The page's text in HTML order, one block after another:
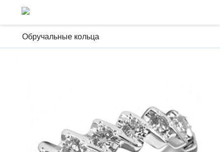
Обручальные кольца